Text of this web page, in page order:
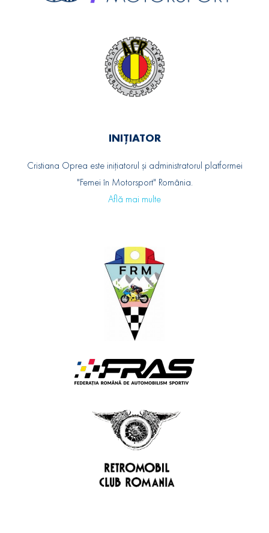
INIȚIATOR
Cristiana Oprea este inițiatorul și administratorul platformei
"Femei în Motorsport" România.
Află mai multe